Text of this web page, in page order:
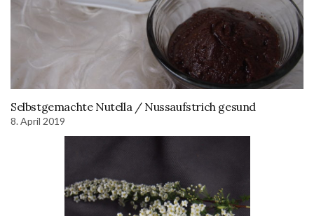
Selbstgemachte Nutella / Nussaufstrich gesund
8. April 2019